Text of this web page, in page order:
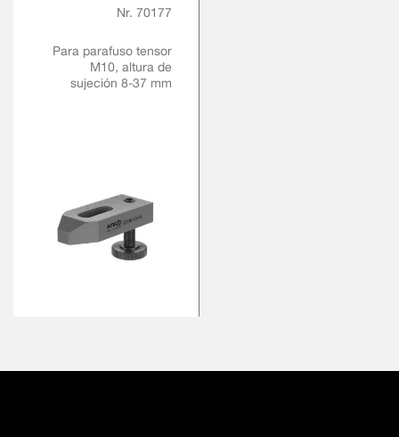
APOIO AJUSTÁVEL
Nr. 70177
Para parafuso tensor
M10, altura de
sujeción 8-37 mm